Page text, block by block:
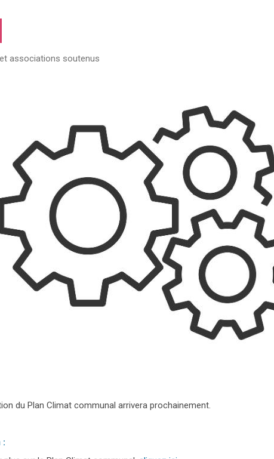
associations soutenus
du Plan Climat communal arrivera prochainement.
: